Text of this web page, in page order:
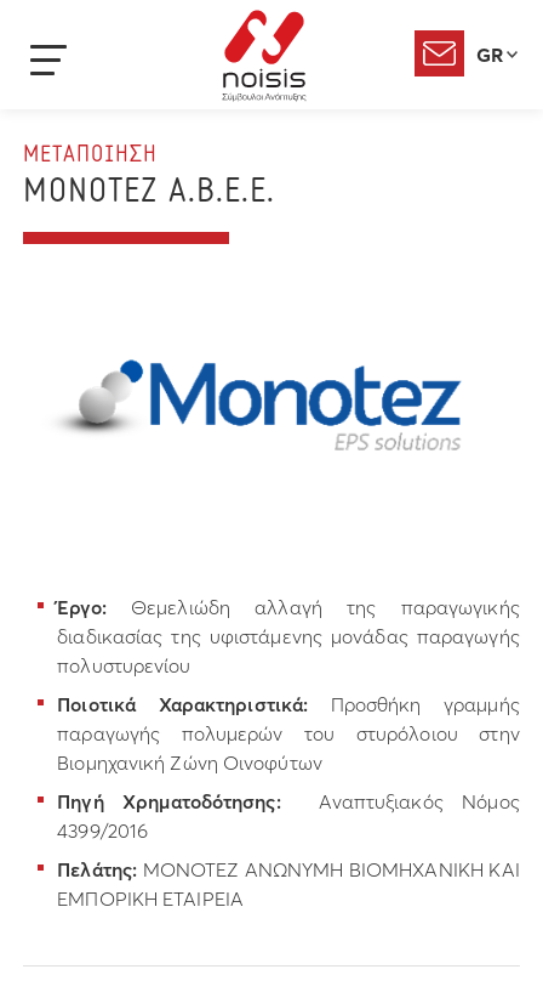
GR
ΜΕΤΑΠΟΙΗΣΗ
MONOTEZ A.B.E.E.
Έργο: Θεμελιώδη αλλαγή της παραγωγικής
διαδικασίας της υφιστάμενης μονάδας παραγωγής
πολυστυρενίου
Ποιοτικά Χαρακτηριστικά: Προσθήκη γραμμής
παραγωγής πολυμερών του στυρόλοιου στην
Βιομηχανική Ζώνη Οινοφύτων
Πηγή Χρηματοδότησης: Αναπτυξιακός Νόμος
4399/2016
Πελάτης: ΜΟΝΟΤΕΖ ΑΝΩΝΥΜΗ ΒΙΟΜΗΧΑΝΙΚΗ ΚΑΙ
ΕΜΠΟΡΙΚΗ ΕΤΑΙΡΕΙΑ